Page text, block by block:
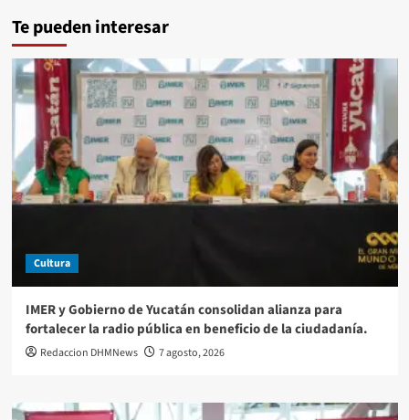
Te pueden interesar
Cultura
IMER y Gobierno de Yucatán consolidan alianza para
fortalecer la radio pública en beneficio de la ciudadanía.
Redaccion DHMNews 7 agosto, 2026